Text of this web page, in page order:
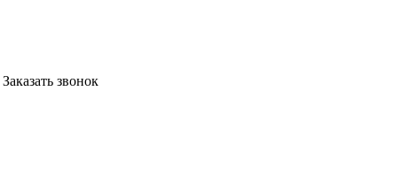
Заказать звонок